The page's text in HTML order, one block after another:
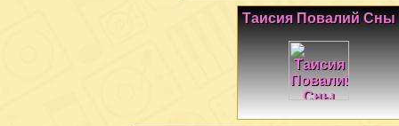
Таисия Повалий Сны